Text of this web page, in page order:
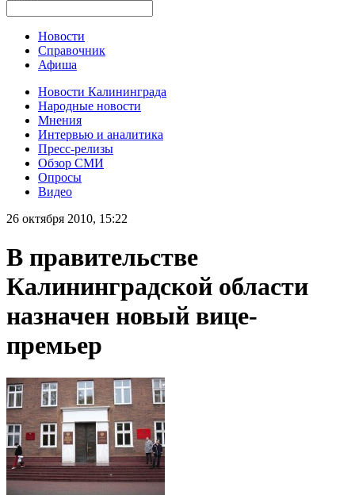
Новости
Справочник
Афиша
Новости Калининграда
Народные новости
Мнения
Интервью и аналитика
Пресс-релизы
Обзор СМИ
Опросы
Видео
26 октября 2010, 15:22
В правительстве
Калининградской области
назначен новый вице-
премьер